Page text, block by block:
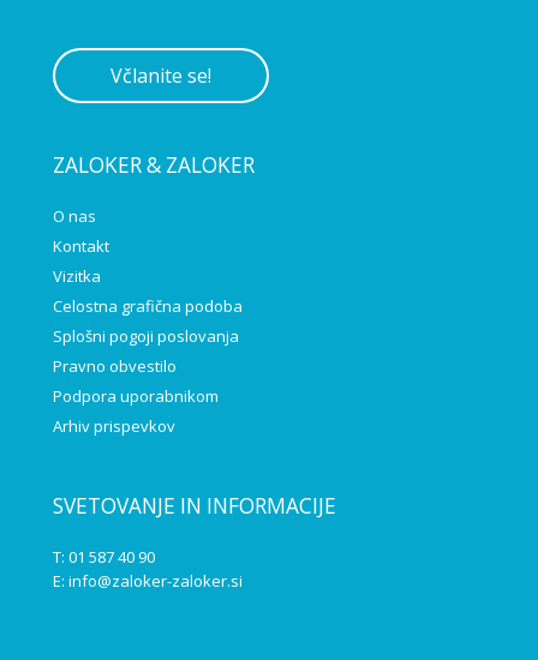
Včlanite se!
ZALOKER & ZALOKER
O nas
Kontakt
Vizitka
Celostna grafična podoba
Splošni pogoji poslovanja
Pravno obvestilo
Podpora uporabnikom
Arhiv prispevkov
SVETOVANJE IN INFORMACIJE
T: 01 587 40 90
E: info@zaloker-zaloker.si